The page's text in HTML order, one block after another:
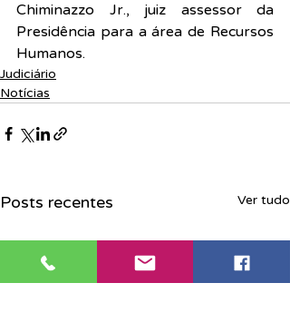
Chiminazzo Jr., juiz assessor da
Presidência para a área de Recursos
Humanos.
Judiciário
Notícias
Posts recentes Ver tudo